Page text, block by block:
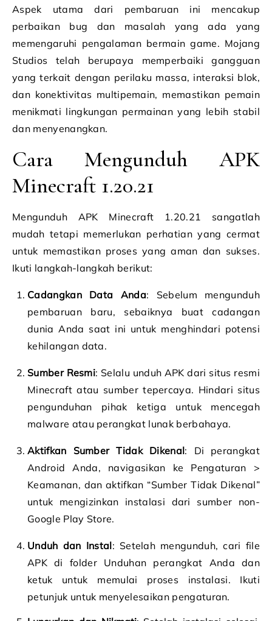
Aspek utama dari pembaruan ini mencakup
perbaikan bug dan masalah yang ada yang
memengaruhi pengalaman bermain game. Mojang
Studios telah berupaya memperbaiki gangguan
yang terkait dengan perilaku massa, interaksi blok,
dan konektivitas multipemain, memastikan pemain
menikmati lingkungan permainan yang lebih stabil
dan menyenangkan.
Cara Mengunduh APK
Minecraft 1.20.21
Mengunduh APK Minecraft 1.20.21 sangatlah
mudah tetapi memerlukan perhatian yang cermat
untuk memastikan proses yang aman dan sukses.
Ikuti langkah-langkah berikut:
Cadangkan Data Anda: Sebelum mengunduh
pembaruan baru, sebaiknya buat cadangan
dunia Anda saat ini untuk menghindari potensi
kehilangan data.
Sumber Resmi: Selalu unduh APK dari situs resmi
Minecraft atau sumber tepercaya. Hindari situs
pengunduhan pihak ketiga untuk mencegah
malware atau perangkat lunak berbahaya.
Aktifkan Sumber Tidak Dikenal: Di perangkat
Android Anda, navigasikan ke Pengaturan >
Keamanan, dan aktifkan “Sumber Tidak Dikenal”
untuk mengizinkan instalasi dari sumber non-
Google Play Store.
Unduh dan Instal: Setelah mengunduh, cari file
APK di folder Unduhan perangkat Anda dan
ketuk untuk memulai proses instalasi. Ikuti
petunjuk untuk menyelesaikan pengaturan.